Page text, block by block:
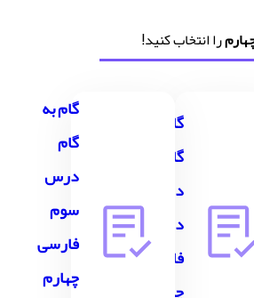
را انتخاب کنید!
گام به
گام
درس
دوم
فارسی
گام به
گام
درس
سوم
فارسی
چهارم